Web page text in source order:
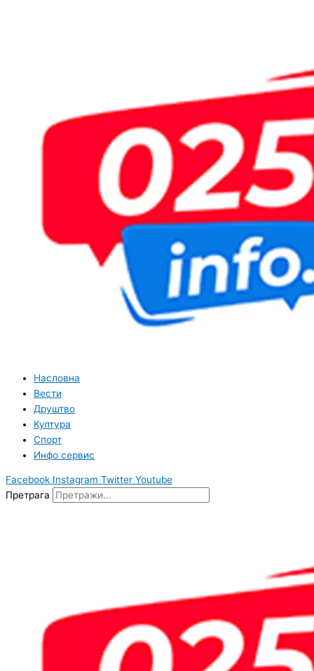
Насловна
Вести
Друштво
Култура
Спорт
Инфо сервис
Facebook Instagram Twitter Youtube
Претрага